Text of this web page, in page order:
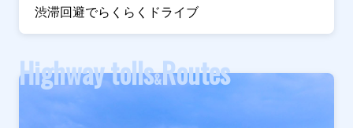
渋滞回避でらくらくドライブ
Highway tolls&Routes